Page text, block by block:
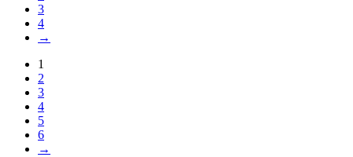
3
4
→
1
2
3
4
5
6
→